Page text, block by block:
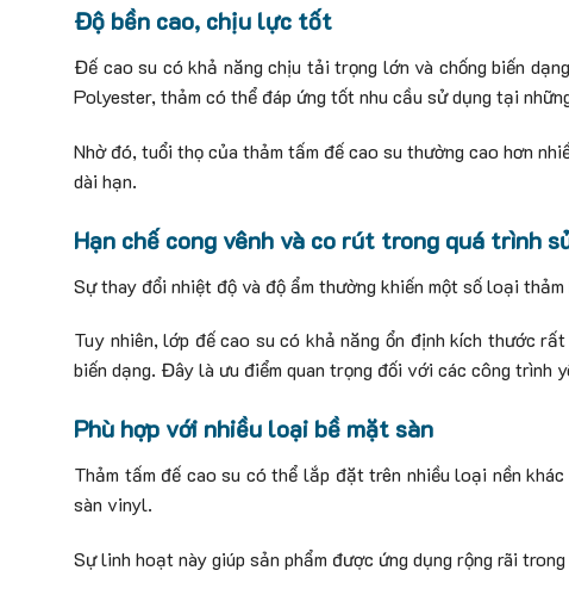
Độ bền cao, chịu lực tốt
Đế cao su có khả năng chịu tải trọng lớn và chống biến
Polyester, thảm có thể đáp ứng tốt nhu cầu sử dụng tại
Nhờ đó, tuổi thọ của thảm tấm đế cao su thường cao hơn
dài hạn.
Hạn chế cong vênh và co rút trong quá trình
Sự thay đổi nhiệt độ và độ ẩm thường khiến một số loại
Tuy nhiên, lớp đế cao su có khả năng ổn định kích thước
biến dạng. Đây là ưu điểm quan trọng đối với các công trình
Phù hợp với nhiều loại bề mặt sàn
Thảm tấm đế cao su có thể lắp đặt trên nhiều loại nền
sàn vinyl.
Sự linh hoạt này giúp sản phẩm được ứng dụng rộng rãi